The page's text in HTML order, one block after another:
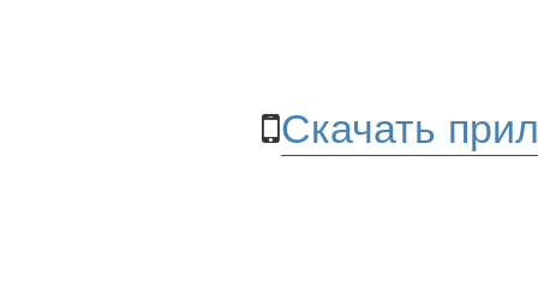
Скачать